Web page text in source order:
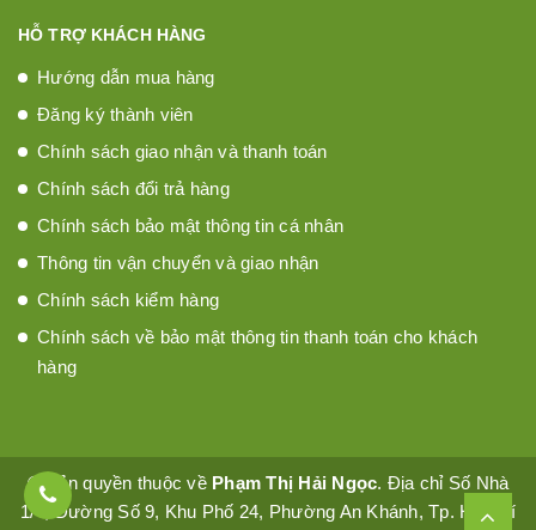
HỖ TRỢ KHÁCH HÀNG
Hướng dẫn mua hàng
Đăng ký thành viên
Chính sách giao nhận và thanh toán
Chính sách đổi trả hàng
Chính sách bảo mật thông tin cá nhân
Thông tin vận chuyển và giao nhận
Chính sách kiểm hàng
Chính sách về bảo mật thông tin thanh toán cho khách
hàng
© Bản quyền thuộc về Phạm Thị Hải Ngọc. Địa chỉ Số Nhà
1/4, Đường Số 9, Khu Phố 24, Phường An Khánh, Tp. Hồ Chí